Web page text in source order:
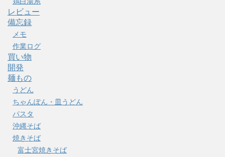
レビュー
備忘録
メモ
作業ログ
買い物
開発
麺もの
うどん
ちゃんぽん・皿うどん
パスタ
沖縄そば
焼きそば
富士宮焼きそば